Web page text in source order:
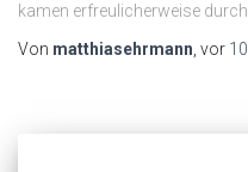
kamen erfreulicherweise
Von matthiasehrmann , vor